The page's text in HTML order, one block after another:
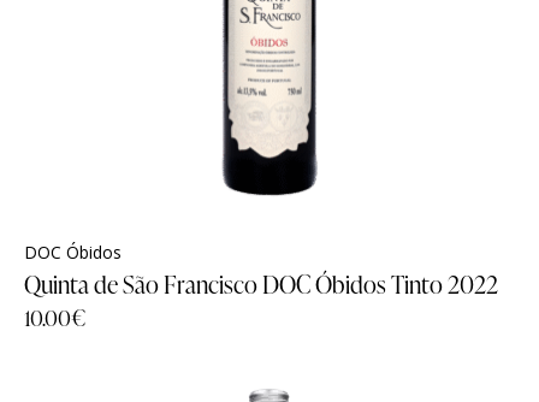
DOC Óbidos
Quinta de São Francisco DOC Óbidos Tinto 2022
10.00€